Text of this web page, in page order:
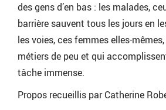
des gens d’en bas : les malades,
barrière sauvent tous les jours en
les voies, ces femmes elles-
métiers de peu et qui
tâche immense.
Propos recueillis par Catherine